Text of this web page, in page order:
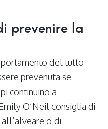
prevenire la
del tutto
prevenuta se
continuino a
O’Neil consiglia di
o di